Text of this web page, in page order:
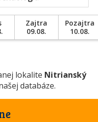
Zajtra
09.08.
Pozajtra
10.08.
lokalite Nitrianský
databáze.